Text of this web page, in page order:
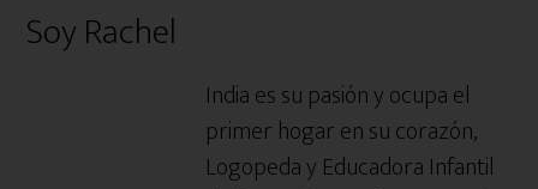
web
Soy Rachel
India es su pasión y ocupa el
primer hogar en su corazón,
Logopeda y Educadora Infantil